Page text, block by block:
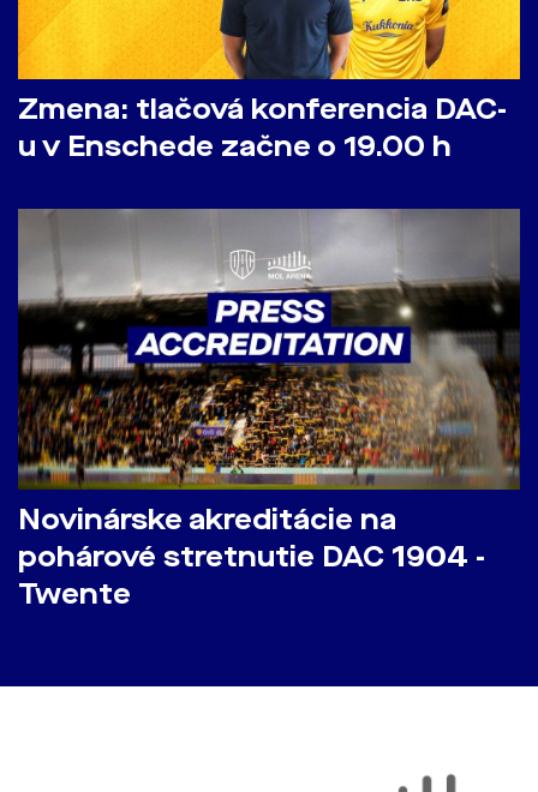
Zmena: tlačová konferencia DAC-
u v Enschede začne o 19.00 h
Novinárske akreditácie na
pohárové stretnutie DAC 1904 -
Twente